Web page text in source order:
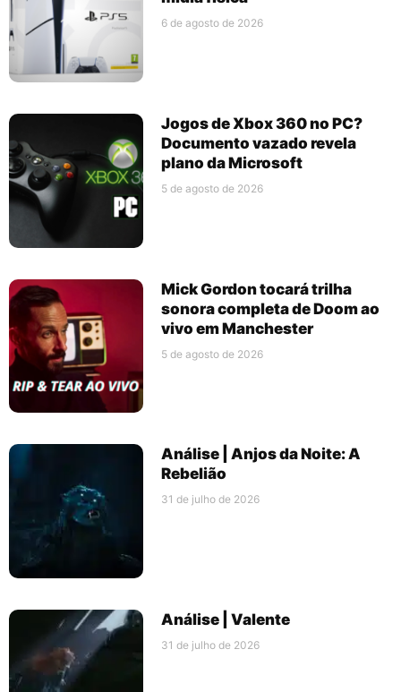
6 de agosto de 2026
Jogos de Xbox 360 no PC?
Documento vazado revela
plano da Microsoft
5 de agosto de 2026
Mick Gordon tocará trilha
sonora completa de Doom ao
vivo em Manchester
5 de agosto de 2026
Análise | Anjos da Noite: A
Rebelião
31 de julho de 2026
Análise | Valente
31 de julho de 2026